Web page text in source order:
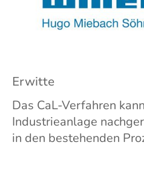
Erwitte
Das CaL-Verfahren
Industrieanlage
in den bestehenden